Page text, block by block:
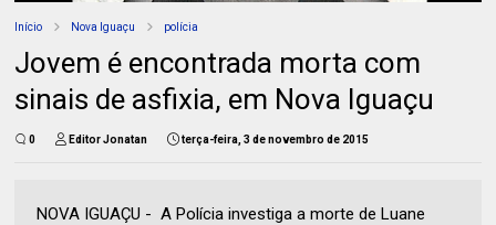
Início Nova Iguaçu polícia
Jovem é encontrada morta com
sinais de asfixia, em Nova Iguaçu
0 Editor Jonatan terça-feira, 3 de novembro de 2015
NOVA IGUAÇU - A Polícia investiga a morte de Luane